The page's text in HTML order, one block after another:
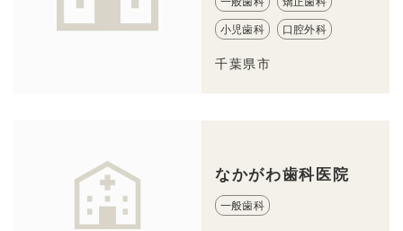
小児歯科 口腔外科
千葉県市
なかがわ歯科医院
一般歯科